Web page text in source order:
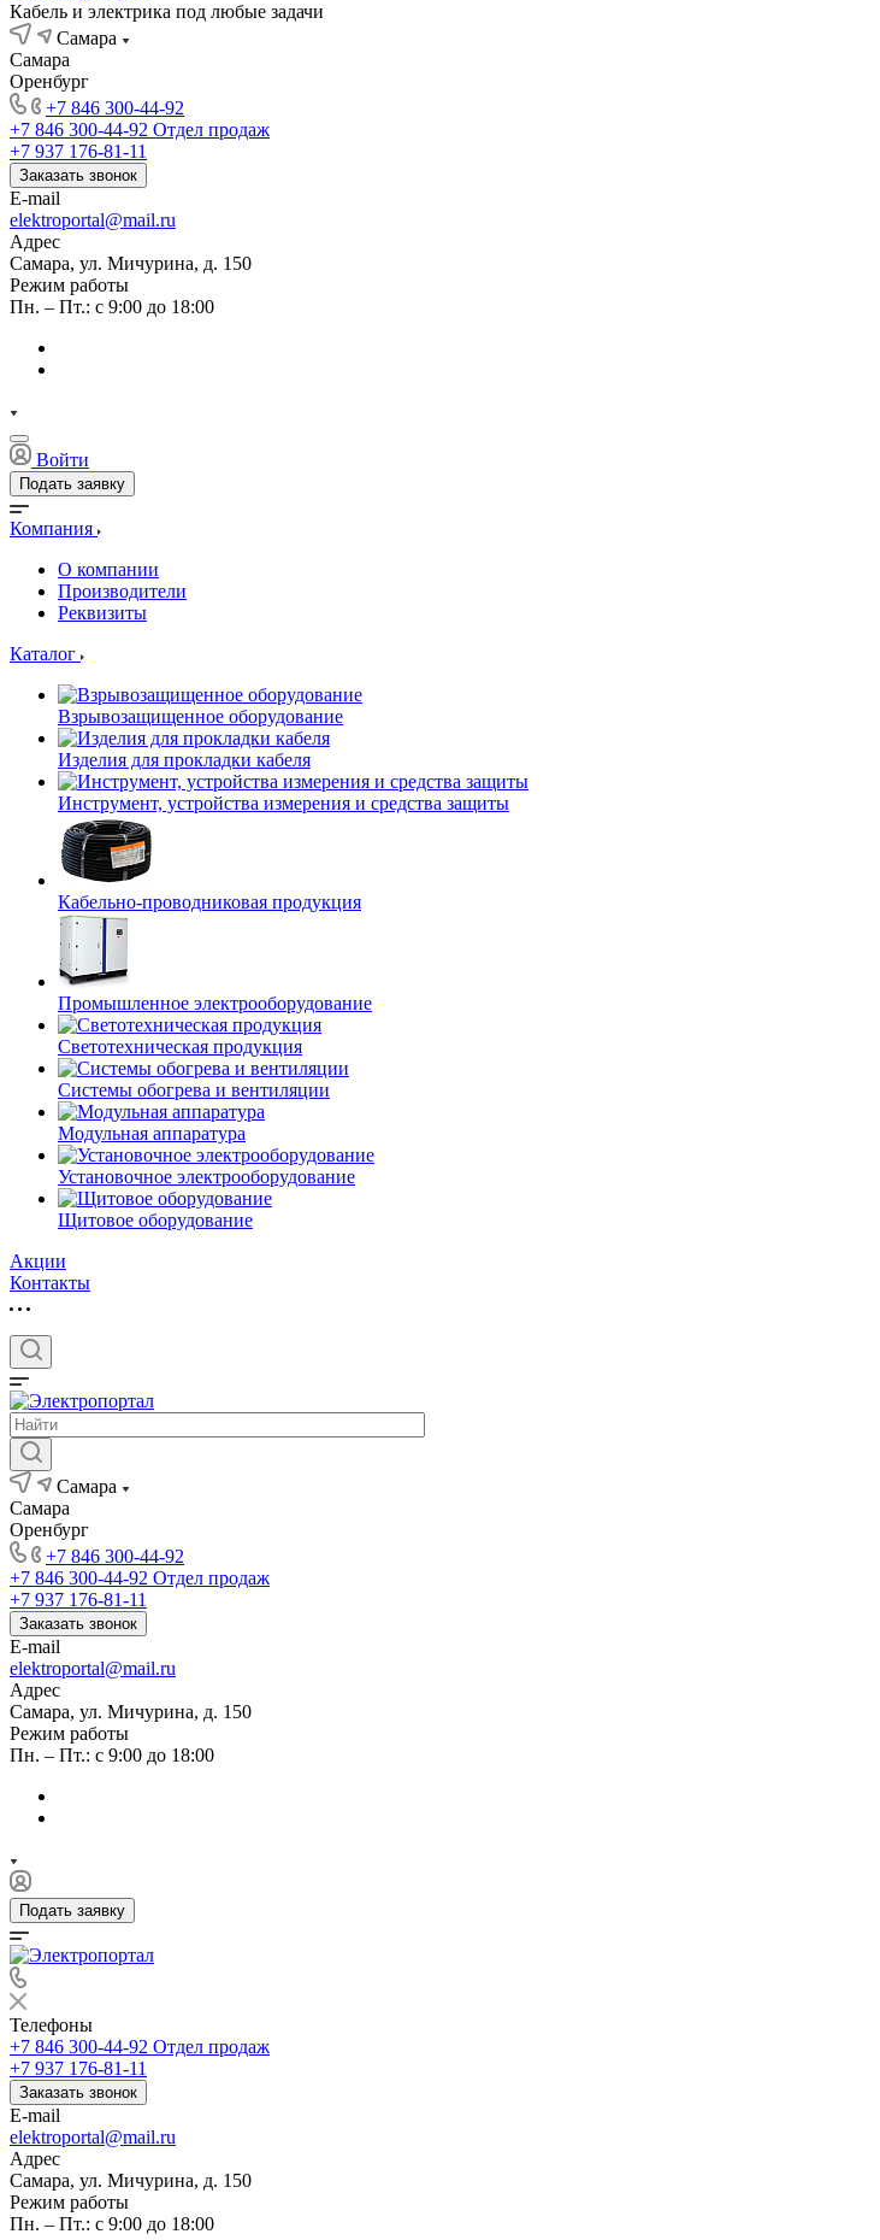
Кабель и электрика под любые задачи
Самара
Самара
Оренбург
+7 846 300-44-92
+7 846 300-44-92 Отдел продаж
+7 937 176-81-11
Заказать звонок
E-mail
elektroportal@mail.ru
Адрес
Самара, ул. Мичурина, д. 150
Режим работы
Пн. – Пт.: с 9:00 до 18:00
Войти
Подать заявку
Компания
О компании
Производители
Реквизиты
Каталог
Взрывозащищенное оборудование
Изделия для прокладки кабеля
Инструмент, устройства измерения и средства защиты
Кабельно-проводниковая продукция
Промышленное электрооборудование
Светотехническая продукция
Системы обогрева и вентиляции
Модульная аппаратура
Установочное электрооборудование
Щитовое оборудование
Акции
Контакты
Самара
Самара
Оренбург
+7 846 300-44-92
+7 846 300-44-92 Отдел продаж
+7 937 176-81-11
Заказать звонок
E-mail
elektroportal@mail.ru
Адрес
Самара, ул. Мичурина, д. 150
Режим работы
Пн. – Пт.: с 9:00 до 18:00
Подать заявку
Телефоны
+7 846 300-44-92 Отдел продаж
+7 937 176-81-11
Заказать звонок
E-mail
elektroportal@mail.ru
Адрес
Самара, ул. Мичурина, д. 150
Режим работы
Пн. – Пт.: с 9:00 до 18:00